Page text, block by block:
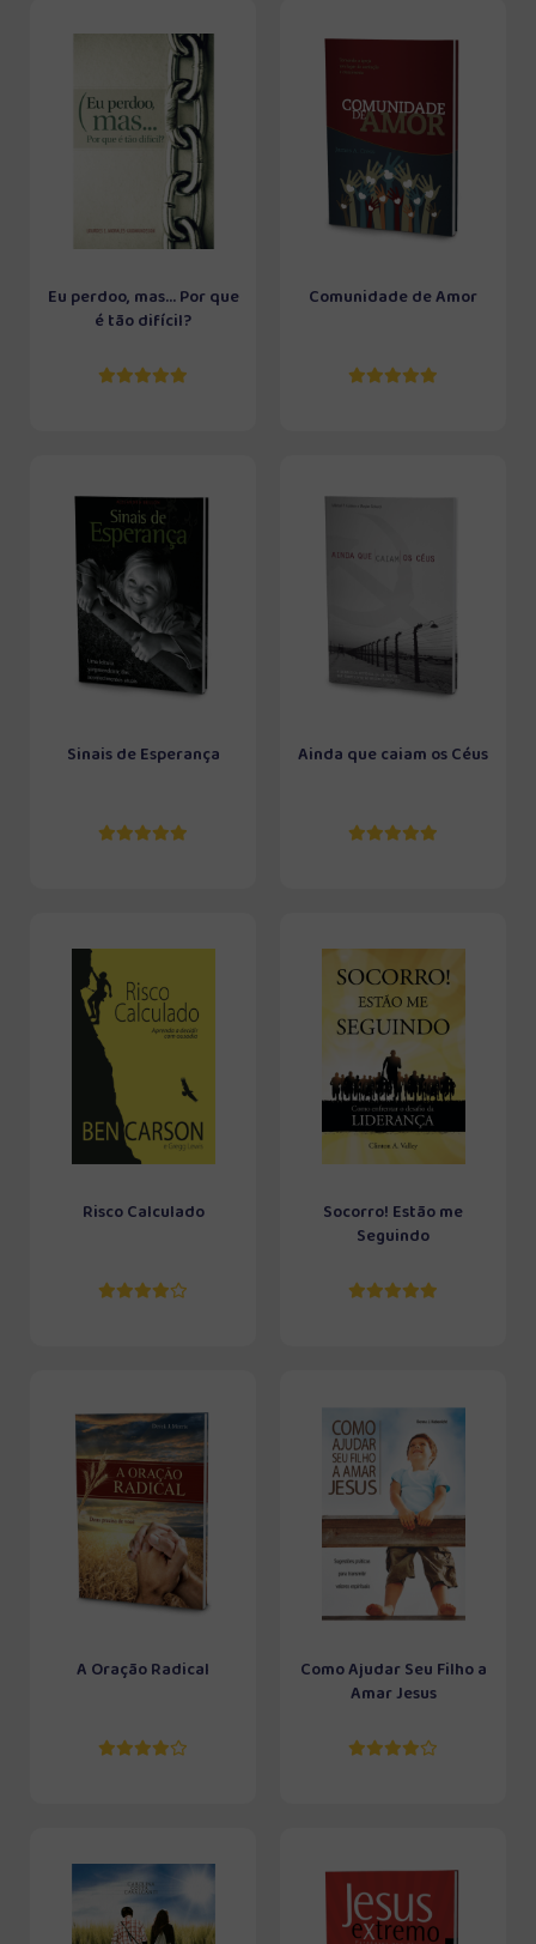
Eu perdoo, mas... Por que
é tão difícil?
Comunidade de Amor
Sinais de Esperança Ainda que caiam os Céus
Risco Calculado
Socorro! Estão me
Seguindo
A Oração Radical
Como Ajudar Seu Filho a
Amar Jesus